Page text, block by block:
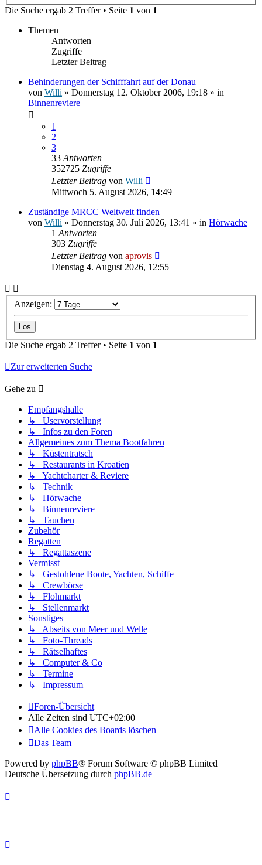
Die Suche ergab 2 Treffer • Seite 1 von 1
Themen
Antworten
Zugriffe
Letzter Beitrag
Behinderungen der Schifffahrt auf der Donau
von Willi » Donnerstag 12. Oktober 2006, 19:18 » in
Binnenreviere
1
2
3
33 Antworten
352725 Zugriffe
Letzter Beitrag von Willi
Mittwoch 5. August 2026, 14:49
Zuständige MRCC Weltweit finden
von Willi » Donnerstag 30. Juli 2026, 13:41 » in Hörwache
1 Antworten
303 Zugriffe
Letzter Beitrag von aprovis
Dienstag 4. August 2026, 12:55
Anzeigen:
Die Suche ergab 2 Treffer • Seite 1 von 1
Zur erweiterten Suche
Gehe zu
Empfangshalle
↳ Uservorstellung
↳ Infos zu den Foren
Allgemeines zum Thema Bootfahren
↳ Küstentratsch
↳ Restaurants in Kroatien
↳ Yachtcharter & Reviere
↳ Technik
↳ Hörwache
↳ Binnenreviere
↳ Tauchen
Zubehör
Regatten
↳ Regattaszene
Vermisst
↳ Gestohlene Boote, Yachten, Schiffe
↳ Crewbörse
↳ Flohmarkt
↳ Stellenmarkt
Sonstiges
↳ Abseits von Meer und Welle
↳ Foto-Threads
↳ Rätselhaftes
↳ Computer & Co
↳ Termine
↳ Impressum
Foren-Übersicht
Alle Zeiten sind UTC+02:00
Alle Cookies des Boards löschen
Das Team
Powered by phpBB® Forum Software © phpBB Limited
Deutsche Übersetzung durch phpBB.de